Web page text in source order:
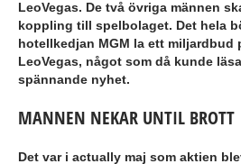
LeoVegas. De två övriga männen
koppling till spelbolaget. Det hela
hotellkedjan MGM la ett miljardbud
LeoVegas, något som då kunde
spännande nyhet.
MANNEN NEKAR UNTIL BROTT
Det var i actually maj som aktien